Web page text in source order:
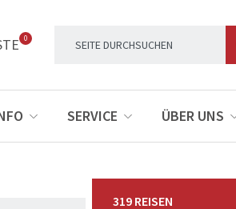
0
SERVICE ÜBER UNS
319 REISEN